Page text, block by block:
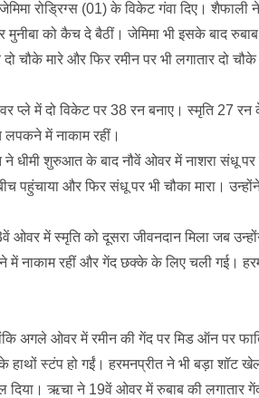
रोड्रिग्स (01) के विकेट गंवा दिए।
मुनीबा को कैच दे बैठीं। जेमिमा भी इसके बाद
दो चौके मारे और फिर रमीन पर भी लगातार दो
प्ले में दो विकेट पर 38 रन बनाए। स्मृति 27
में नाकाम रहीं।
ने धीमी शुरुआत के बाद नौवें ओवर में नाशरा संधू
पहुंचाया और फिर संधू पर भी चौका मारा।
ओवर में स्मृति को दूसरा जीवनदान मिला जब
नाकाम रहीं और गेंद छक्के के लिए चली गई।
अगले ओवर में रमीन की गेंद पर मिड ऑन पर
हाथों स्टंप हो गईं। हरमनप्रीत ने भी बड़ा शॉट
दिया। ऋचा ने 19वें ओवर में रुबाब की लगातार